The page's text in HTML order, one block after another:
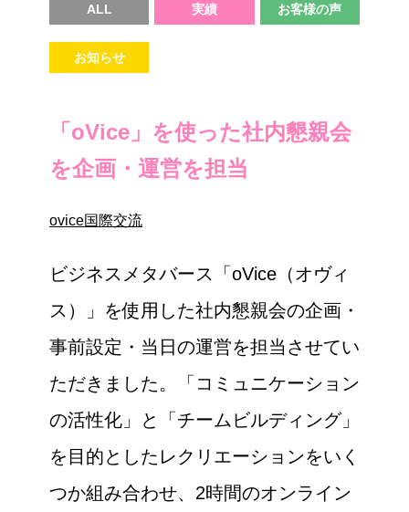
ALL 実績 お客様の声
お知らせ
「oVice」を使った社内懇親会
を企画・運営を担当
ovice国際交流
ビジネスメタバース「oVice（オヴィ
ス）」を使用した社内懇親会の企画・
事前設定・当日の運営を担当させてい
ただきました。「コミュニケーション
の活性化」と「チームビルディング」
を目的としたレクリエーションをいく
つか組み合わせ、2時間のオンライン